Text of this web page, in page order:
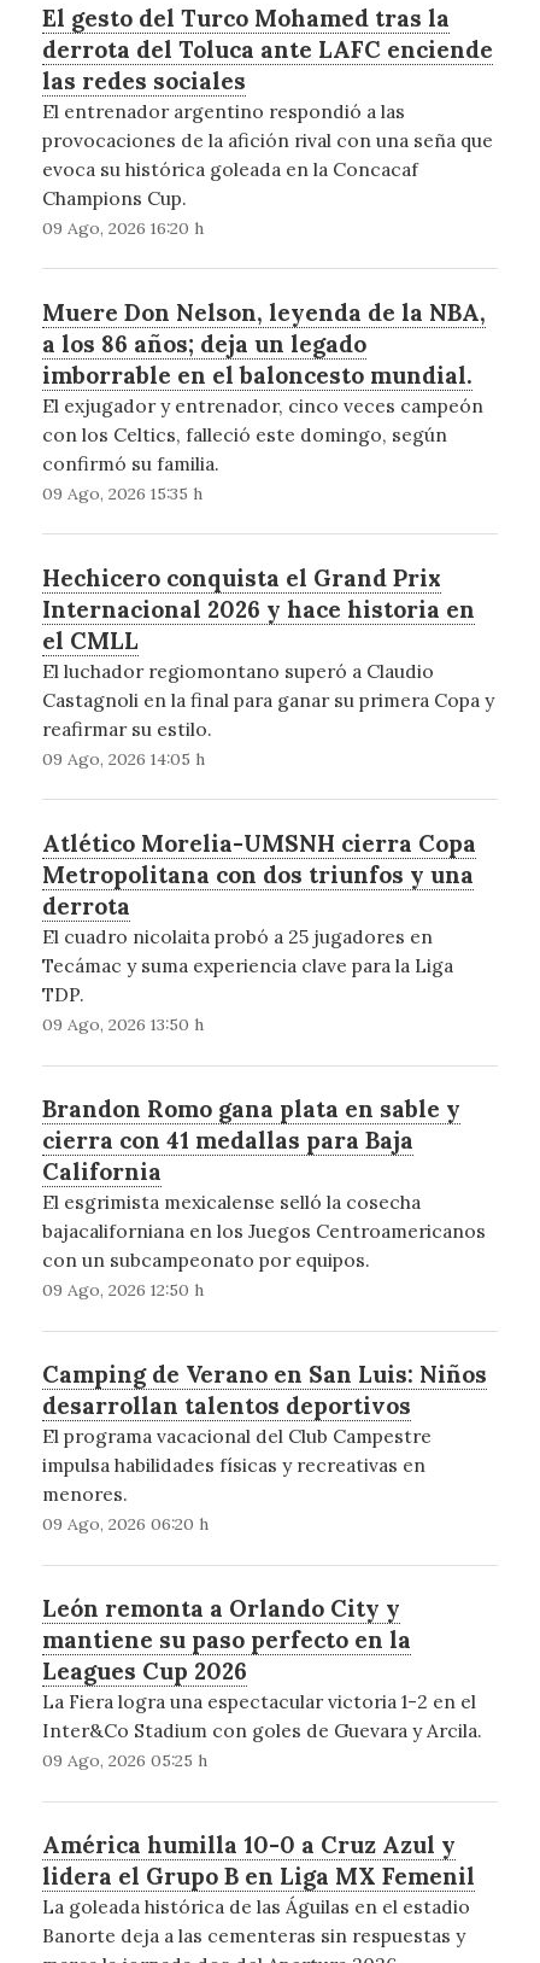
El gesto del Turco Mohamed tras la
derrota del Toluca ante LAFC enciende
las redes sociales
El entrenador argentino respondió a las
provocaciones de la afición rival con una seña que
evoca su histórica goleada en la Concacaf
Champions Cup.
09 Ago, 2026 16:20 h
Muere Don Nelson, leyenda de la NBA,
a los 86 años; deja un legado
imborrable en el baloncesto mundial.
El exjugador y entrenador, cinco veces campeón
con los Celtics, falleció este domingo, según
confirmó su familia.
09 Ago, 2026 15:35 h
Hechicero conquista el Grand Prix
Internacional 2026 y hace historia en
el CMLL
El luchador regiomontano superó a Claudio
Castagnoli en la final para ganar su primera Copa y
reafirmar su estilo.
09 Ago, 2026 14:05 h
Atlético Morelia-UMSNH cierra Copa
Metropolitana con dos triunfos y una
derrota
El cuadro nicolaita probó a 25 jugadores en
Tecámac y suma experiencia clave para la Liga
TDP.
09 Ago, 2026 13:50 h
Brandon Romo gana plata en sable y
cierra con 41 medallas para Baja
California
El esgrimista mexicalense selló la cosecha
bajacaliforniana en los Juegos Centroamericanos
con un subcampeonato por equipos.
09 Ago, 2026 12:50 h
Camping de Verano en San Luis: Niños
desarrollan talentos deportivos
El programa vacacional del Club Campestre
impulsa habilidades físicas y recreativas en
menores.
09 Ago, 2026 06:20 h
León remonta a Orlando City y
mantiene su paso perfecto en la
Leagues Cup 2026
La Fiera logra una espectacular victoria 1-2 en el
Inter&Co Stadium con goles de Guevara y Arcila.
09 Ago, 2026 05:25 h
América humilla 10-0 a Cruz Azul y
lidera el Grupo B en Liga MX Femenil
La goleada histórica de las Águilas en el estadio
Banorte deja a las cementeras sin respuestas y